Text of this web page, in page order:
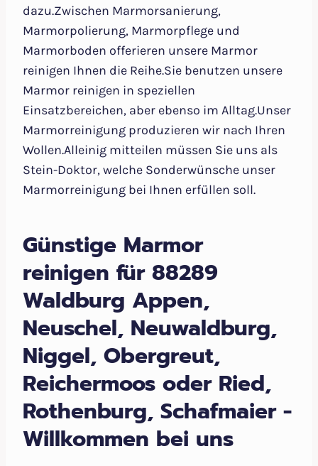
dazu.Zwischen Marmorsanierung,
Marmorpolierung, Marmorpflege und
Marmorboden offerieren unsere Marmor
reinigen Ihnen die Reihe.Sie benutzen unsere
Marmor reinigen in speziellen
Einsatzbereichen, aber ebenso im Alltag.Unser
Marmorreinigung produzieren wir nach Ihren
Wollen.Alleinig mitteilen müssen Sie uns als
Stein-Doktor, welche Sonderwünsche unser
Marmorreinigung bei Ihnen erfüllen soll.
Günstige Marmor
reinigen für 88289
Waldburg Appen,
Neuschel, Neuwaldburg,
Niggel, Obergreut,
Reichermoos oder Ried,
Rothenburg, Schafmaier -
Willkommen bei uns